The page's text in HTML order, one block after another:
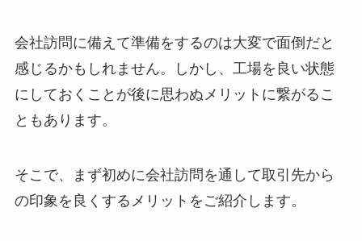
会社訪問に備えて準備をするのは大変で面倒だと
感じるかもしれません。しかし、工場を良い状態
にしておくことが後に思わぬメリットに繋がるこ
ともあります。
そこで、まず初めに会社訪問を通して取引先から
の印象を良くするメリットをご紹介します。